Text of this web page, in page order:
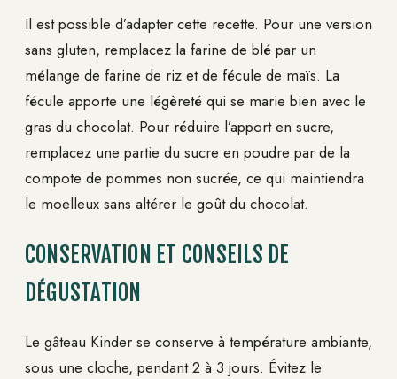
Il est possible d’adapter cette recette. Pour une version
sans gluten, remplacez la farine de blé par un
mélange de farine de riz et de fécule de maïs. La
fécule apporte une légèreté qui se marie bien avec le
gras du chocolat. Pour réduire l’apport en sucre,
remplacez une partie du sucre en poudre par de la
compote de pommes non sucrée, ce qui maintiendra
le moelleux sans altérer le goût du chocolat.
CONSERVATION ET CONSEILS DE
DÉGUSTATION
Le gâteau Kinder se conserve à température ambiante,
sous une cloche, pendant 2 à 3 jours. Évitez le